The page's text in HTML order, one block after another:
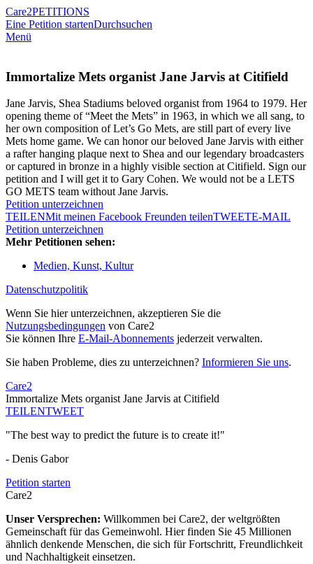
Care2PETITIONS
Eine Petition startenDurchsuchen
Menü
Immortalize Mets organist Jane Jarvis at Citifield
Jane Jarvis, Shea Stadiums beloved organist from 1964 to 1979. Her
opening theme of “Meet the Mets” in 1963, in which we all sang, to
her own composition of Let’s Go Mets, are still part of every live
Mets home game. We can honor our beloved Jane Jarvis with either
a rafter hanging plaque next to Shea and our legendary broadcasters
or captured in bronze in a highly visible section at Citifield. Sign our
petition and I will get it to Gary Cohen. We would not be a LETS
GO METS team without Jane Jarvis.
Petition unterzeichnen
TEILENMit meinen Facebook Freunden teilenTWEETE-MAIL
Petition unterzeichnen
Mehr Petitionen sehen:
Medien, Kunst, Kultur
Datenschutzpolitik
Wenn Sie hier unterzeichnen, akzeptieren Sie die
Nutzungsbedingungen von Care2
Sie können Ihre E-Mail-Abonnements jederzeit verwalten.
Sie haben Probleme, dies zu unterzeichnen? Informieren Sie uns.
Care2
Immortalize Mets organist Jane Jarvis at Citifield
TEILENTWEET
"The best way to predict the future is to create it!"
- Denis Gabor
Petition starten
Care2
Unser Versprechen: Willkommen bei Care2, der weltgrößten
Gemeinschaft für das Gemeinwohl. Hier finden Sie 45 Millionen
ähnlich denkende Menschen, die sich für Fortschritt, Freundlichkeit
und Nachhaltigkeit einsetzen.